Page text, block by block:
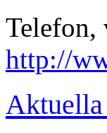
Telefon,
http://